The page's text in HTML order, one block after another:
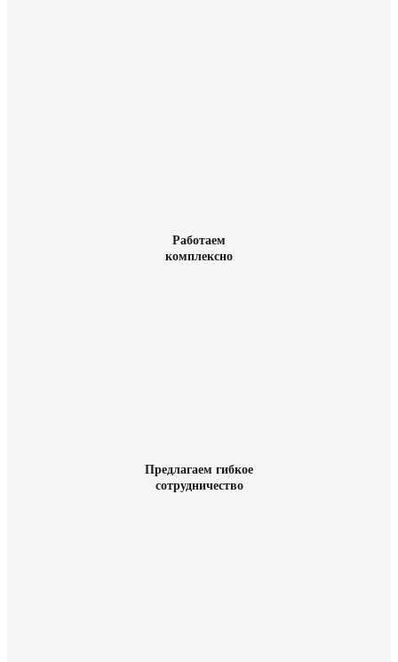
Работаем
комплексно
Предлагаем гибкое
сотрудничество